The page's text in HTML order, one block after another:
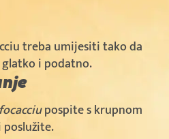
treba umijesiti tako da
i podatno.
focacciupospite s krupnom